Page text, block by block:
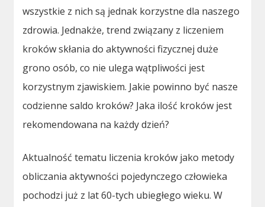
wszystkie z nich są jednak korzystne dla naszego
zdrowia. Jednakże, trend związany z liczeniem
kroków skłania do aktywności fizycznej duże
grono osób, co nie ulega wątpliwości jest
korzystnym zjawiskiem. Jakie powinno być nasze
codzienne saldo kroków? Jaka ilość kroków jest
rekomendowana na każdy dzień?
Aktualność tematu liczenia kroków jako metody
obliczania aktywności pojedynczego człowieka
pochodzi już z lat 60-tych ubiegłego wieku. W